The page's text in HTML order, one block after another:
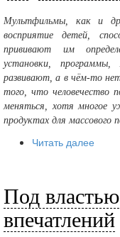
Мультфильмы, как и
восприятие детей,
прививают им
установки,
развивают, а в чём-то
того, что человечество
меняться, хотя многое
продуктах для массового
Читать далее
Под
впечатлений